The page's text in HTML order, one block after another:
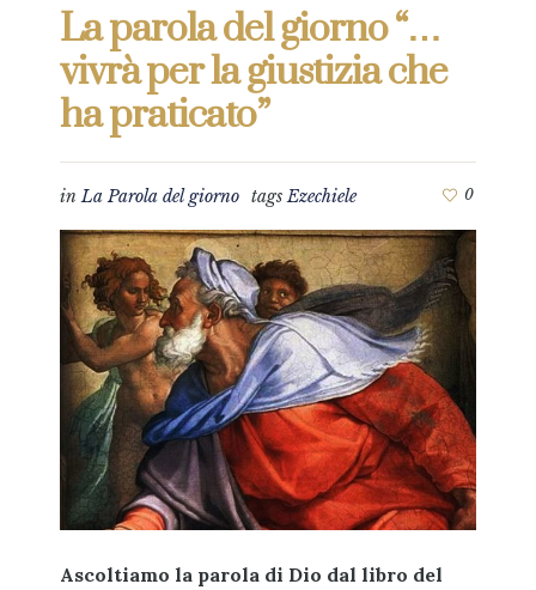
La parola del giorno “…
vivrà per la giustizia che
ha praticato”
inLa Parola del giorno tagsEzechiele 0
Ascoltiamo la parola di Dio dal libro del